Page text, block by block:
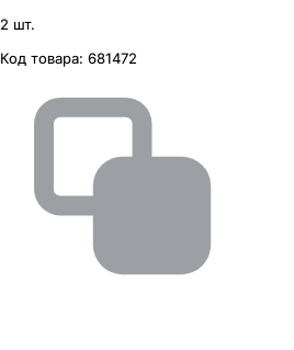
2 шт.
Код товара: 681472